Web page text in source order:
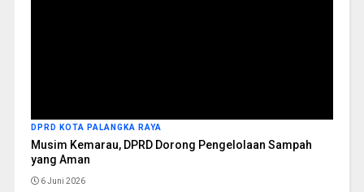
DPRD KOTA PALANGKA RAYA
Musim Kemarau, DPRD Dorong Pengelolaan Sampah
yang Aman
6 Juni 2026